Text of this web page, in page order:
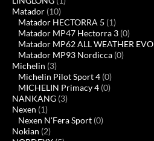
Matador (10)
Matador HECTORRA 5 (1)
Matador MP47 Hectorra 3 (0)
Matador MP62 ALL WEATHER EVO
Matador MP93 Nordicca (0)
Michelin (3)
Michelin Pilot Sport 4 (0)
MICHELIN Primacy 4 (0)
NANKANG (3)
Nexen (1)
Nexen N'Fera Sport (0)
Nokian (2)